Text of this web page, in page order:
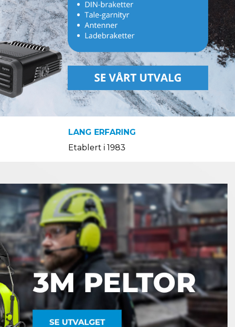
LANG ERFARING
Etablert i 1983